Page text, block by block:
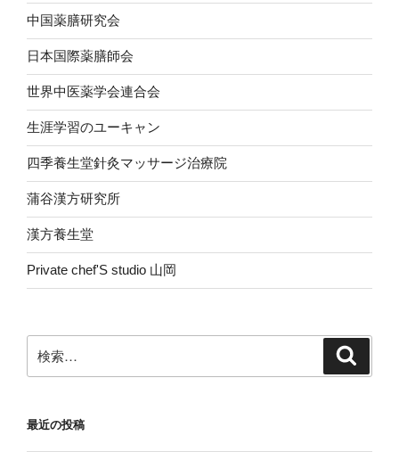
中国薬膳研究会
日本国際薬膳師会
世界中医薬学会連合会
生涯学習のユーキャン
四季養生堂針灸マッサージ治療院
蒲谷漢方研究所
漢方養生堂
Private chef'S studio 山岡
索:
最近の投稿